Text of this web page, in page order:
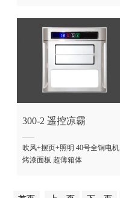
300-2 遥控凉霸
吹风+摆页+照明 40号全铜电机
烤漆面板 超薄箱体